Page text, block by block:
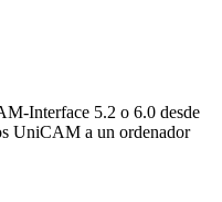
Interface 5.2 o 6.0 desde
UniCAM a un ordenador